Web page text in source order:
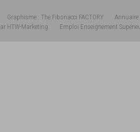
Graphisme : The Fibonacci FACTORY
Annuaire
HTW-Marketing
Emploi Enseignement